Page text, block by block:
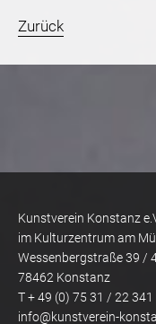
Zurück
Kunstverein Konstanz
im Kulturzentrum am
Wessenbergstraße 39 /
78462 Konstanz
T + 49 (0) 75 31 / 22 341
info@kunstverein-